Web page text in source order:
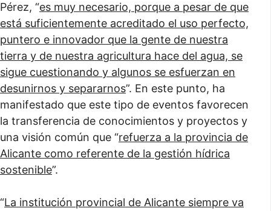
Pérez, “es muy necesario, porque a pesar de que
está suficientemente acreditado el uso perfecto,
puntero e innovador que la gente de nuestra
tierra y de nuestra agricultura hace del agua, se
sigue cuestionando y algunos se esfuerzan en
desunirnos y separarnos”. En este punto, ha
manifestado que este tipo de eventos favorecen
la transferencia de conocimientos y proyectos y
una visión común que “refuerza a la provincia de
Alicante como referente de la gestión hídrica
sostenible”.
“La institución provincial de Alicante siempre va